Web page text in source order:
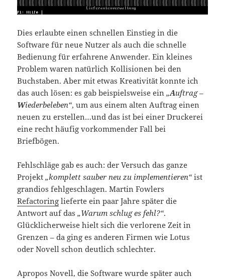
Dies erlaubte einen schnellen Einstieg in die
Software für neue Nutzer als auch die schnelle
Bedienung für erfahrene Anwender. Ein kleines
Problem waren natürlich Kollisionen bei den
Buchstaben. Aber mit etwas Kreativität konnte ich
das auch lösen: es gab beispielsweise ein„Auftrag –
Wiederbeleben“, um aus einem alten Auftrag einen
neuen zu erstellen…und das ist bei einer Druckerei
eine recht häufig vorkommender Fall bei
Briefbögen.
Fehlschläge gab es auch: der Versuch das ganze
Projekt„komplett sauber neu zu implementieren“ist
grandios fehlgeschlagen. Martin Fowlers
Refactoring lieferte ein paar Jahre später die
Antwort auf das„Warum schlug es fehl?“.
Glücklicherweise hielt sich die verlorene Zeit in
Grenzen – da ging es anderen Firmen wie Lotus
oder Novell schon deutlich schlechter.
Apropos Novell, die Software wurde später auch